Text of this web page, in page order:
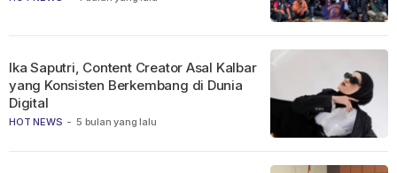
HOT NEWS - 5 bulan yang lalu
Ika Saputri, Content Creator Asal Kalbar
yang Konsisten Berkembang di Dunia
Digital